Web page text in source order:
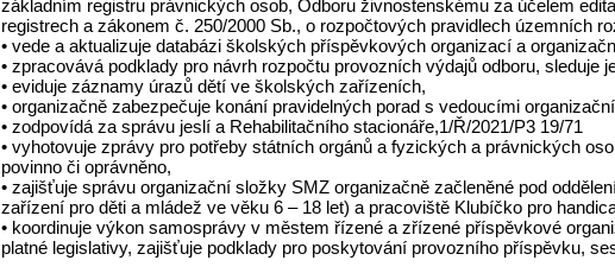
základním registru právnických osob, Odboru živnostenskému za účelem
registrech a zákonem č. 250/2000 Sb., o rozpočtových pravidlech územních
• vede a aktualizuje databázi školských příspěvkových organizací a
• zpracovává podklady pro návrh rozpočtu provozních výdajů odboru, sleduje
• eviduje záznamy úrazů dětí ve školských zařízeních,
• organizačně zabezpečuje konání pravidelných porad s vedoucími
• zodpovídá za správu jeslí a Rehabilitačního stacionáře,1/Ř/2021/P3 19/71
• vyhotovuje zprávy pro potřeby státních orgánů a fyzických a právnických
povinno či oprávněno,
• zajišťuje správu organizační složky SMZ organizačně začleněné pod
zařízení pro děti a mládež ve věku 6 – 18 let) a pracoviště Klubíčko pro
• koordinuje výkon samosprávy v městem řízené a zřízené příspěvkové
platné legislativy, zajišťuje podklady pro poskytování provozního příspěvku,